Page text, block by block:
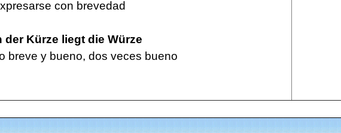
con brevedad
der Kürze liegt die Würze
breve y bueno, dos veces bueno